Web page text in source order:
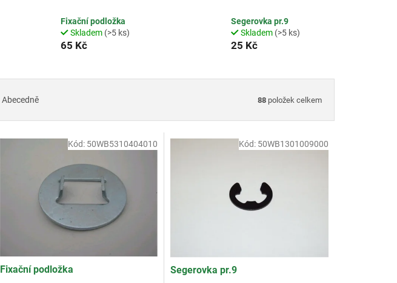
Fixační podložka
Skladem (>5 ks)
65 Kč
Segerovka pr.9
Skladem (>5 ks)
25 Kč
Abecedně 88 položek celkem
Fixační podložka
Kód: 50WB5310404010
Segerovka pr.9
Kód: 50WB1301009000